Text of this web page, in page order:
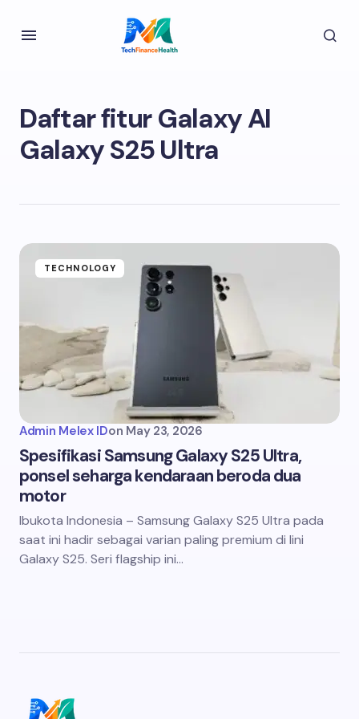
Daftar fitur Galaxy AI
Galaxy S25 Ultra
TECHNOLOGY
Admin Melex IDon May 23, 2026
Spesifikasi Samsung Galaxy S25 Ultra,
ponsel seharga kendaraan beroda dua
motor
Ibukota Indonesia – Samsung Galaxy S25 Ultra pada
saat ini hadir sebagai varian paling premium di lini
Galaxy S25. Seri flagship ini…